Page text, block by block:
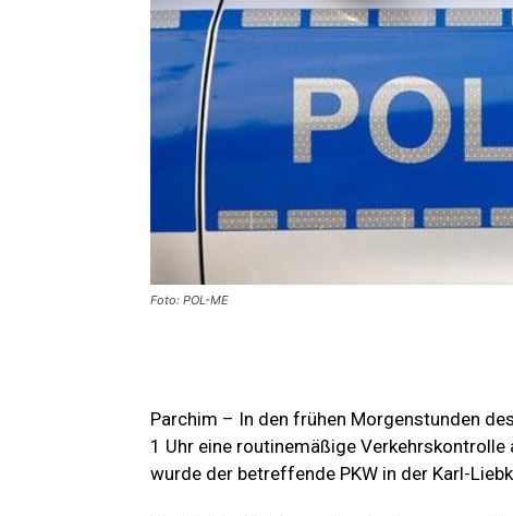
Foto: POL-ME
Parchim – In den frühen Morgenstunden
1 Uhr eine routinemäßige
wurde der betreffende PKW in der Karl-